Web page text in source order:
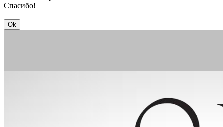
Спасибо!
Ok